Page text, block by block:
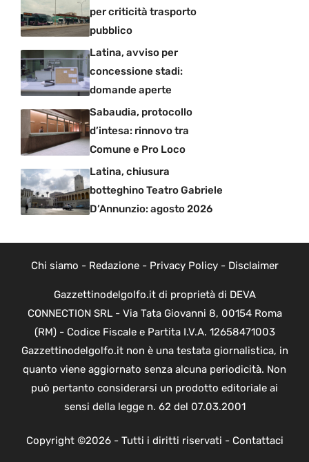
per criticità trasporto
pubblico
Latina, avviso per
concessione stadi:
domande aperte
Sabaudia, protocollo
d’intesa: rinnovo tra
Comune e Pro Loco
Latina, chiusura
botteghino Teatro Gabriele
D’Annunzio: agosto 2026
Chi siamo - Redazione- Privacy Policy- Disclaimer
Gazzettinodelgolfo.it di proprietà di DEVA
CONNECTION SRL - Via Tata Giovanni 8, 00154 Roma
(RM) - Codice Fiscale e Partita I.V.A. 12658471003
Gazzettinodelgolfo.it non è una testata giornalistica, in
quanto viene aggiornato senza alcuna periodicità. Non
può pertanto considerarsi un prodotto editoriale ai
sensi della legge n. 62 del 07.03.2001
Copyright ©2026 - Tutti i diritti riservati - Contattaci